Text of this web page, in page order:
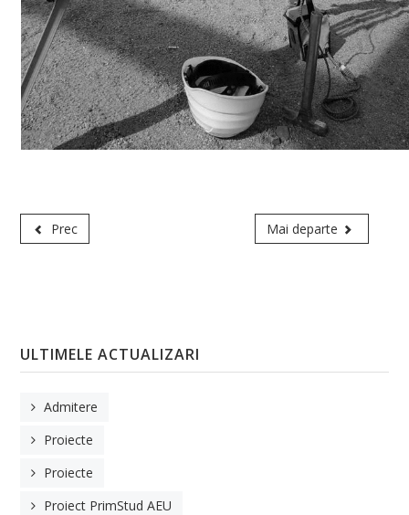
Universitatea de Vară
Ediția 2025
Ediția 2024
Ediția 2023
FACULTATE
Conducere
Prec Mai departe
ULTIMELE ACTUALIZARI
Admitere
Proiecte
Proiecte
Proiect PrimStud AEU